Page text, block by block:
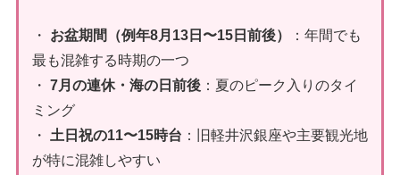
・ お盆期間（例年8月13日〜15日前後）
：年間でも
最も混雑する時期の一つ
・ 7月の連休・海の日前後：夏のピーク入りのタイ
ミング
・ 土日祝の11〜15時台 ：旧軽井沢銀座や主要観光地
が特に混雑しやすい